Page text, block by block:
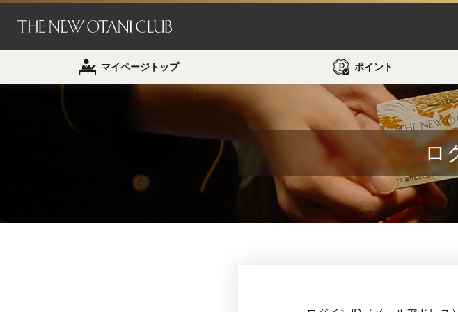
マイページトップ ポイント
ロ